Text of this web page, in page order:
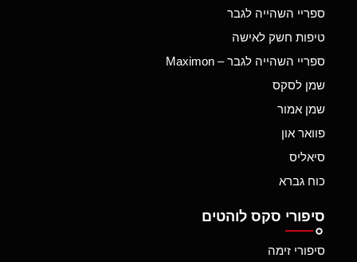
ספריי השהייה לגבר
טיפות חשק לאישה
ספריי השהייה לגבר – Maximon
שמן לסקס
שמן אמור
פוואר און
סיאליס
כוח גברא
סיפורי סקס לוהטים
סיפורי זימה